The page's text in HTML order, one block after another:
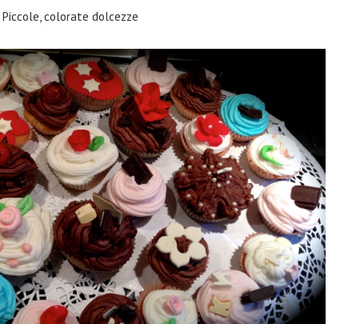
Piccole, colorate dolcezze